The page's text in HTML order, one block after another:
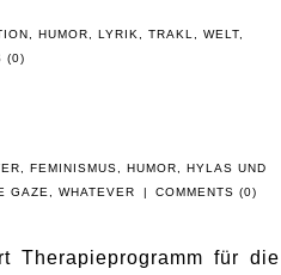
,HUMOR,LYRIK,TRAKL,WELT,
(0)
, FEMINISMUS, HUMOR, HYLAS UND
GAZE,WHATEVER | COMMENTS (0)
Therapieprogramm für die